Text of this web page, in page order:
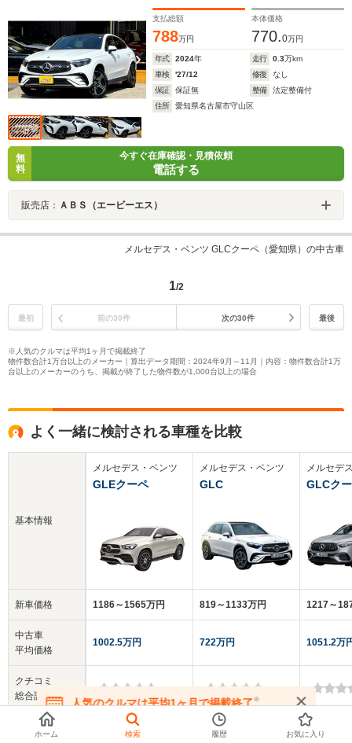
ナー・禁煙車・距離3千キロ・白革シート・パノラミック
スライディングルーフ
支払総額
788万円
本体価格
770.0万円
年式 2024年 走行 0.3万km
車検
'27/12 修復
なし
保証
保証無 整備
法定整備付
住所
愛知県名古屋市守山区
無
料
今すぐ在庫確認・見積依頼
電話する
販売店： ＡＢＳ（エービーエス）
メルセデス・ベンツ GLCクーペ（愛知県）の中古車
1/2
最初 前の30件 次の30件 最後
※人気のクルマは平均1ヶ月で掲載終了
物件数合計1万台以上のメーカー｜算出データ期間：2024年9月～11月｜内容：物件数合計1万
台以上のメーカーのうち、掲載が終了した物件数が1,000台以上の場合
よく一緒に検討される車種を比較
基本情報
新車価格
中古車
平均価格
クチコミ
総合評価
乗車定員
メルセデス・ベンツ
GLEクーペ
1186～1565万円
1002.5万円
-
メルセデス・ベンツ
GLC
819～1133万円
722万円
-
5人
メルセデ
GLCク
1217～
1051.2万
-
5人
人気のクルマは平均1ヶ月で掲載終了※
在庫が無くなる前にお問い合わせください
ホーム 検索 履歴 お気に入り